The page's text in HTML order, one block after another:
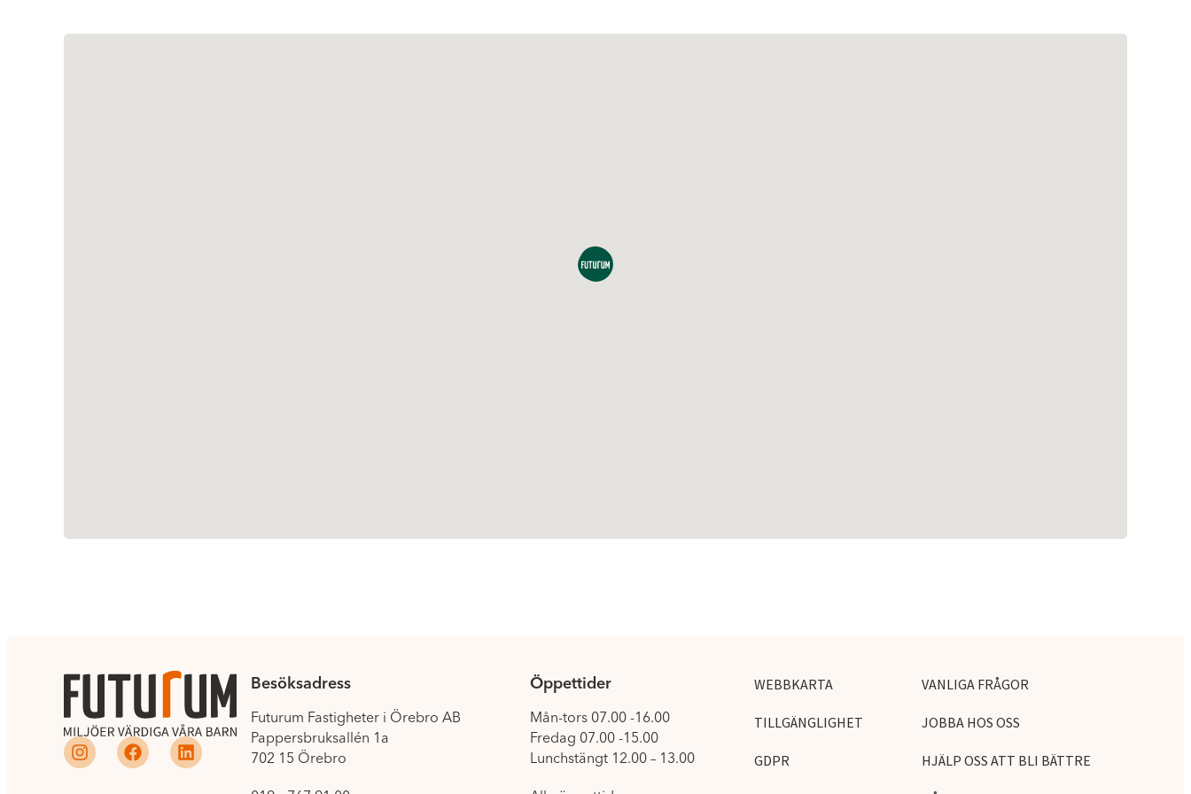
Besöksadress
Futurum Fastigheter i Örebro AB
Pappersbruksallén 1a
702 15 Örebro
Öppettider
Mån-tors 07.00 -16.00
Fredag 07.00 -15.00
Lunchstängt 12.00 – 13.00
WEBBKARTA
TILLGÄNGLIGHET
GDPR
VANLIGA FRÅGOR
JOBBA HOS OSS
HJÄLP OSS ATT BLI BÄTTRE